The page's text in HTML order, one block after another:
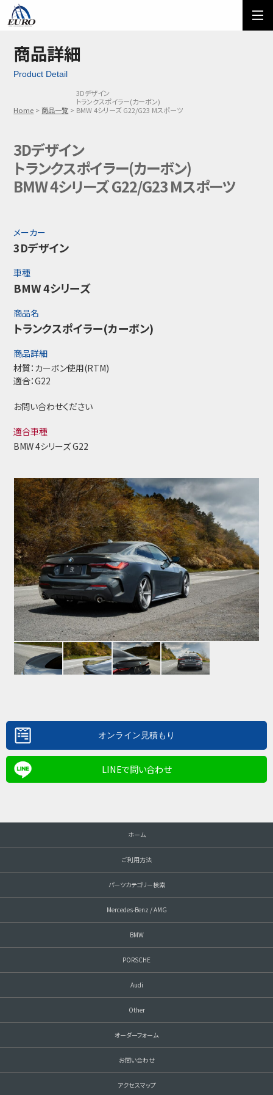
ご利用方法
メール問い合わせ
03-5674-7742
商品詳細
Product Detail
Home 商品一覧
3Dデザイン
トランクスポイラー(カーボン)
BMW 4シリーズ G22/G23 Mスポーツ
3Dデザイン
トランクスポイラー(カーボン)
BMW 4シリーズ G22/G23 Mスポーツ
メーカー
3Dデザイン
車種
BMW 4シリーズ
商品名
トランクスポイラー(カーボン)
商品詳細
材質：カーボン使用(RTM)
適合：G22
お問い合わせください
適合車種
BMW 4シリーズ G22
LINEで問い合わせ
ホーム
ご利用方法
パーツカテゴリー検索
Mercedes-Benz / AMG
BMW
PORSCHE
Audi
Other
オーダーフォーム
お問い合わせ
アクセスマップ